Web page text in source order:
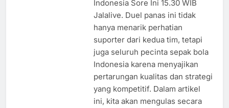
Indonesia Sore Ini 15.30 WIB
Jalalive. Duel panas ini tidak
hanya menarik perhatian
suporter dari kedua tim, tetapi
juga seluruh pecinta sepak bola
Indonesia karena menyajikan
pertarungan kualitas dan strategi
yang kompetitif. Dalam artikel
ini, kita akan mengulas secara